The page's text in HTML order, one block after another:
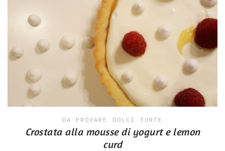
DA PROVARE DOLCI TORTE
Crostata alla mousse di yogurt e lemon
curd